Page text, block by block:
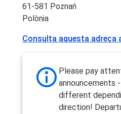
61-581 Poznań
Polònia
Consulta aquesta adreça
Please pay
announcements
different
direction!